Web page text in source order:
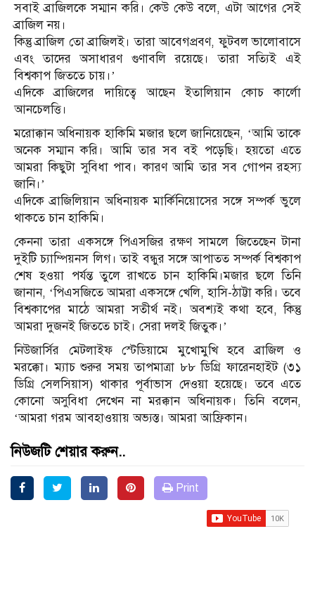
সবাই ব্রাজিলকে সম্মান করি। কেউ কেউ বলে, এটা আগের সেই
ব্রাজিল নয়।
কিন্তু ব্রাজিল তো ব্রাজিলই। তারা আবেগপ্রবণ, ফুটবল ভালোবাসে
এবং তাদের অসাধারণ গুণাবলি রয়েছে। তারা সত্যিই এই
বিশ্বকাপ জিততে চায়।’
এদিকে ব্রাজিলের দায়িত্বে আছেন ইতালিয়ান কোচ কার্লো
আনচেলত্তি।
মরোক্কান অধিনায়ক হাকিমি মজার ছলে জানিয়েছেন, ‘আমি তাকে
অনেক সম্মান করি। আমি তার সব বই পড়েছি। হয়তো এতে
আমরা কিছুটা সুবিধা পাব। কারণ আমি তার সব গোপন রহস্য
জানি।’
এদিকে ব্রাজিলিয়ান অধিনায়ক মার্কিনিয়োসের সঙ্গে সম্পর্ক ভুলে
থাকতে চান হাকিমি।
কেননা তারা একসঙ্গে পিএসজির রক্ষণ সামলে জিতেছেন টানা
দুইটি চ্যাম্পিয়নস লিগ। তাই বন্ধুর সঙ্গে আপাতত সম্পর্ক বিশ্বকাপ
শেষ হওয়া পর্যন্ত তুলে রাখতে চান হাকিমি।মজার ছলে তিনি
জানান, ‘পিএসজিতে আমরা একসঙ্গে খেলি, হাসি-ঠাট্টা করি। তবে
বিশ্বকাপের মাঠে আমরা সতীর্থ নই। অবশ্যই কথা হবে, কিন্তু
আমরা দুজনই জিততে চাই। সেরা দলই জিতুক।’
নিউজার্সির মেটলাইফ স্টেডিয়ামে মুখোমুখি হবে ব্রাজিল ও
মরক্কো। ম্যাচ শুরুর সময় তাপমাত্রা ৮৮ ডিগ্রি ফারেনহাইট (৩১
ডিগ্রি সেলসিয়াস) থাকার পূর্বাভাস দেওয়া হয়েছে। তবে এতে
কোনো অসুবিধা দেখেন না মরক্কান অধিনায়ক। তিনি বলেন,
‘আমরা গরম আবহাওয়ায় অভ্যস্ত। আমরা আফ্রিকান।
নিউজটি শেয়ার করুন..
Print